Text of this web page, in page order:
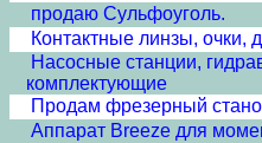
продаю Сульфоуголь.
Контактные линзы, очки,
Насосные станции,
комплектующие
Продам фрезерный
Аппарат Breeze для